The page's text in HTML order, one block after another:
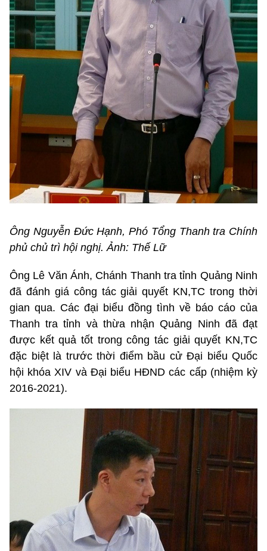
Ông Nguyễn Đức Hạnh, Phó Tổng Thanh tra Chính
phủ chủ trì hội nghị. Ảnh: Thế Lữ
Ông Lê Văn Ánh, Chánh Thanh tra tỉnh Quảng Ninh
đã đánh giá công tác giải quyết KN,TC trong thời
gian qua. Các đại biểu đồng tình về báo cáo của
Thanh tra tỉnh và thừa nhận Quảng Ninh đã đạt
được kết quả tốt trong công tác giải quyết KN,TC
đặc biệt là trước thời điểm bầu cử Đại biểu Quốc
hội khóa XIV và Đại biểu HĐND các cấp (nhiệm kỳ
2016-2021).